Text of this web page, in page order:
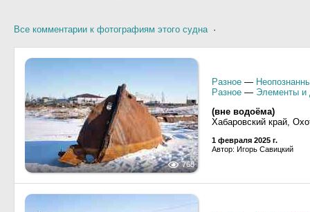
Все комментарии к фотографиям этого судна·
768
Разное —
Разное — Элементы и
(вне водоёма)
Хабаровский край,
1 февраля 2025 г.
Автор: Игорь Савицкий